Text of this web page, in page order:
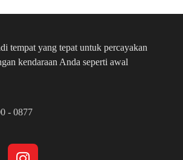
tempat yang tepat untuk percayakan
kendaraan Anda seperti awal
- 0877